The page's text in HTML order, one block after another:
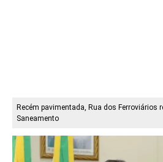
Recém pavimentada, Rua dos Ferroviários
Saneamento